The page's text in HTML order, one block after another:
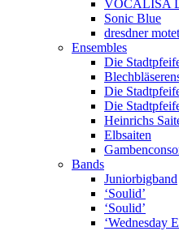
VOCALISA
Sonic Blue
dresdner
Ensembles
Die
Die
Die
Heinrichs
Elbsaiten
Bands
Juniorbigband
‘Soulid’
‘Soulid’
‘Wednesday